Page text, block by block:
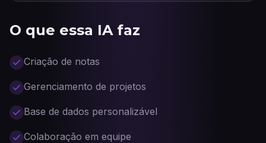
O que essa IA faz
Criação de notas
Gerenciamento de projetos
Base de dados personalizável
Colaboração em equipe